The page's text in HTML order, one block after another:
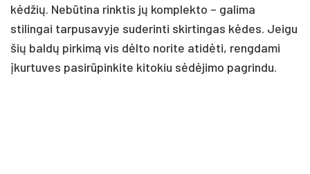
kėdžių. Nebūtina rinktis jų komplekto – galima
stilingai tarpusavyje suderinti skirtingas kėdes. Jeigu
šių baldų pirkimą vis dėlto norite atidėti, rengdami
įkurtuves pasirūpinkite kitokiu sėdėjimo pagrindu.